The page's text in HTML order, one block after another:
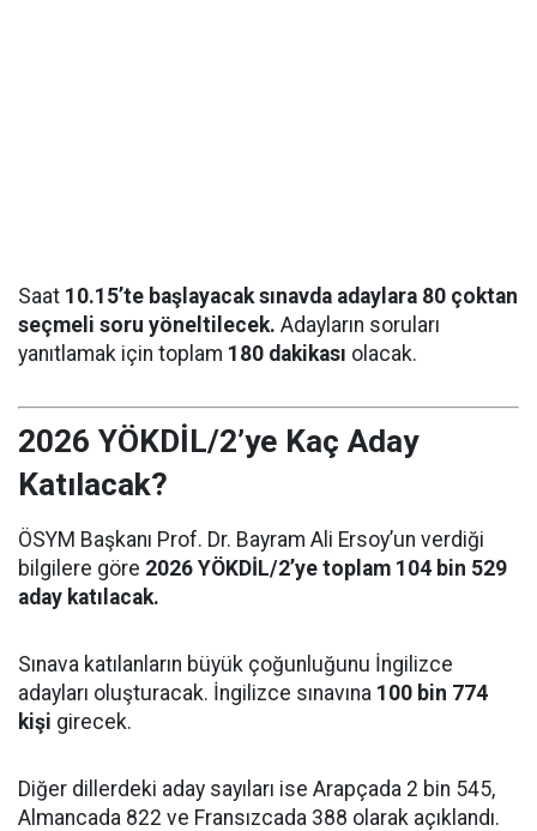
Saat 10.15’te başlayacak sınavda adaylara 80 çoktan
seçmeli soru yöneltilecek. Adayların soruları
yanıtlamak için toplam 180 dakikası olacak.
2026 YÖKDİL/2’ye Kaç Aday
Katılacak?
ÖSYM Başkanı Prof. Dr. Bayram Ali Ersoy’un verdiği
bilgilere göre 2026 YÖKDİL/2’ye toplam 104 bin 529
aday katılacak.
Sınava katılanların büyük çoğunluğunu İngilizce
adayları oluşturacak. İngilizce sınavına 100 bin 774
kişi girecek.
Diğer dillerdeki aday sayıları ise Arapçada 2 bin 545,
Almancada 822 ve Fransızcada 388 olarak açıklandı.